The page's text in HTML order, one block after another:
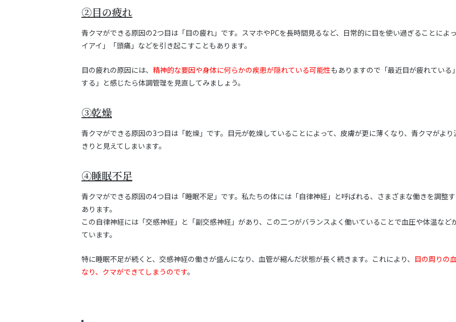
②目の疲れ
青クマができる原因の2つ目は「目の疲れ」です。スマホやPCを長時間見るなど、日常的に目を使い過ぎることによ
イアイ」「頭痛」などを引き起こすこともあります。
目の疲れの原因には、 精神的な要因や身体に何らかの疾患が隠れている可能性もありますので「最近目が疲れている
する」と感じたら体調管理を見直してみましょう。
③乾燥
青クマができる原因の3つ目は「乾燥」です。目元が乾燥していることによって、皮膚が更に薄くなり、青クマがより
きりと見えてしまいます。
④睡眠不足
青クマができる原因の4つ目は「睡眠不足」です。私たちの体には「自律神経」と呼ばれる、さまざまな働きを調整
あります。
この自律神経には「交感神経」と「副交感神経」があり、この二つがバランスよく働いていることで血圧や体温など
ています。
特に睡眠不足が続くと、交感神経の働きが盛んになり、血管が縮んだ状態が長く続きます。これにより、 目の周りの
なり、クマができてしまうのです。